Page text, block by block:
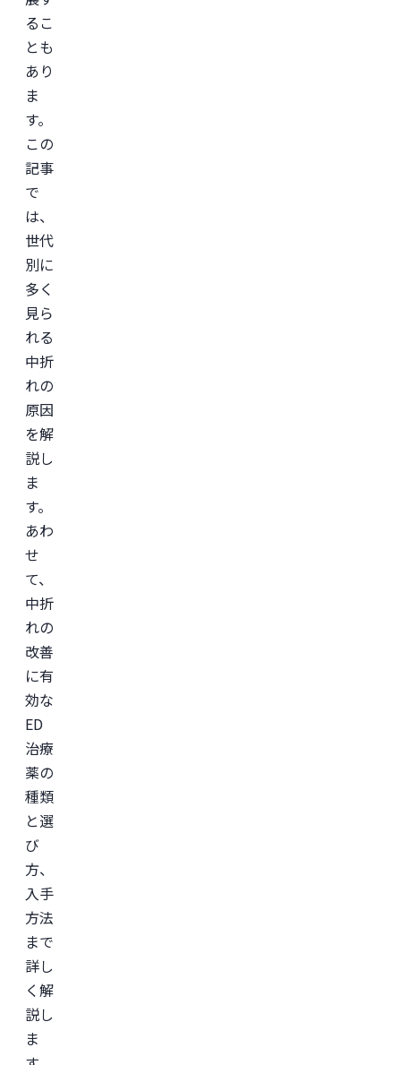
るこ
とも
あり
ま
す。
この
記事
で
は、
世代
別に
多く
見ら
れる
中折
れの
原因
を解
説し
ま
す。
あわ
せ
て、
中折
れの
改善
に有
効な
ED
治療
薬の
種類
と選
び
方、
入手
方法
まで
詳し
く解
説し
ま